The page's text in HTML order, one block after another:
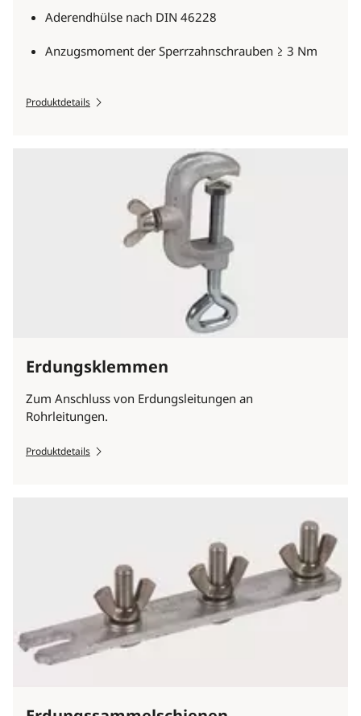
Aderendhülse nach DIN 46228
Anzugsmoment der Sperrzahnschrauben ≥ 3 Nm
Produktdetails
Erdungsklemmen
Zum Anschluss von Erdungsleitungen an
Rohrleitungen.
Produktdetails